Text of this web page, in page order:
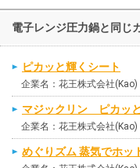
電子レンジ圧力鍋と同じ
ピカッと輝くシート
企業名：花王株式会社(Kao)
マジックリン ピカッ
企業名：花王株式会社(Kao)
めぐりズム 蒸気でホッ